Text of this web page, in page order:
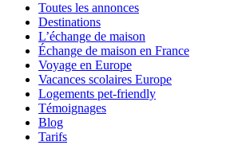
Toutes les annonces
Destinations
L’échange de maison
Échange de maison en France
Voyage en Europe
Vacances scolaires Europe
Logements pet-friendly
Témoignages
Blog
Tarifs